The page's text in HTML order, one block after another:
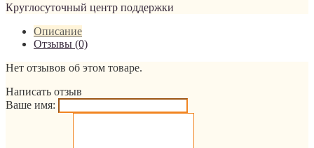
Круглосуточный центр поддержки
Описание
Отзывы (0)
Нет отзывов об этом товаре.
Написать отзыв
Ваше имя: